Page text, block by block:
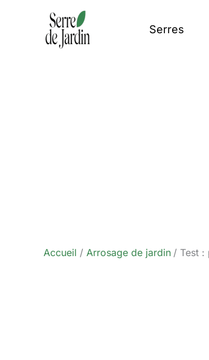
Serres
Accueil Arrosage de jardin Test :